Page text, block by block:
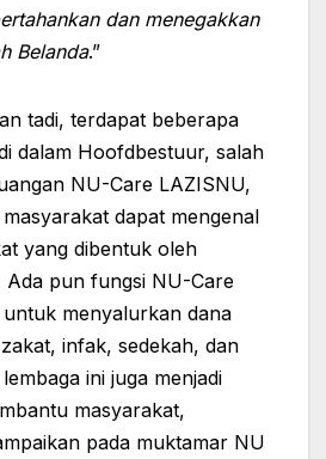
dan menegakkan
Belanda.”
tadi, terdapat beberapa
dalam Hoofdbestuur, salah
NU-Care LAZISNU,
dapat mengenal
yang dibentuk oleh
Ada pun fungsi NU-Care
menyalurkan dana
infak, sedekah, dan
ini juga menjadi
masyarakat,
pada muktamar NU